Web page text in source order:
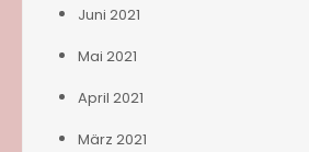
Juni 2021
Mai 2021
April 2021
März 2021